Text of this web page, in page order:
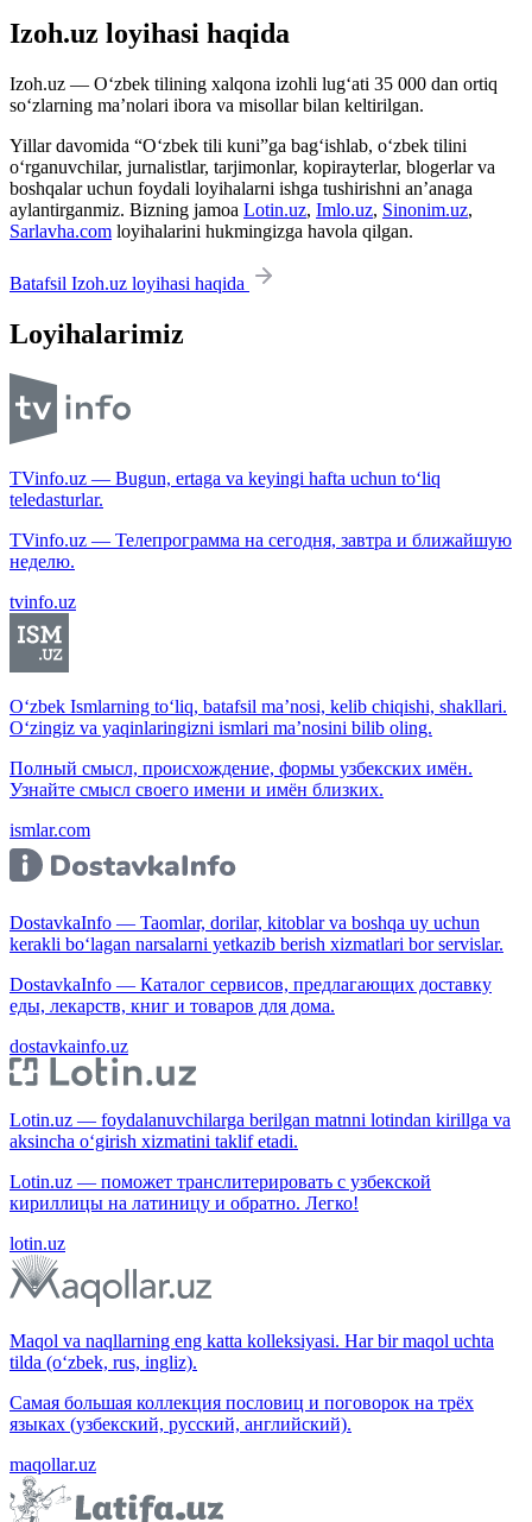
Izoh.uz loyihasi haqida
Izoh.uz — O‘zbek tilining xalqona izohli lug‘ati 35 000 dan ortiq
so‘zlarning ma’nolari ibora va misollar bilan keltirilgan.
Yillar davomida “O‘zbek tili kuni”ga bag‘ishlab, o‘zbek tilini
o‘rganuvchilar, jurnalistlar, tarjimonlar, kopirayterlar, blogerlar va
boshqalar uchun foydali loyihalarni ishga tushirishni an’anaga
aylantirganmiz. Bizning jamoa Lotin.uz, Imlo.uz, Sinonim.uz,
Sarlavha.com loyihalarini hukmingizga havola qilgan.
Batafsil Izoh.uz loyihasi haqida
Loyihalarimiz
TVinfo.uz — Bugun, ertaga va keyingi hafta uchun to‘liq
teledasturlar.
TVinfo.uz — Телепрограмма на сегодня, завтра и ближайшую
неделю.
tvinfo.uz
O‘zbek Ismlarning to‘liq, batafsil ma’nosi, kelib chiqishi, shakllari.
O‘zingiz va yaqinlaringizni ismlari ma’nosini bilib oling.
Полный смысл, происхождение, формы узбекских имён.
Узнайте смысл своего имени и имён близких.
ismlar.com
DostavkaInfo — Taomlar, dorilar, kitoblar va boshqa uy uchun
kerakli bo‘lagan narsalarni yetkazib berish xizmatlari bor servislar.
DostavkaInfo — Каталог сервисов, предлагающих доставку
еды, лекарств, книг и товаров для дома.
dostavkainfo.uz
Lotin.uz — foydalanuvchilarga berilgan matnni lotindan kirillga va
aksincha o‘girish xizmatini taklif etadi.
Lotin.uz — поможет транслитерировать с узбекской
кириллицы на латиницу и обратно. Легко!
lotin.uz
Maqol va naqllarning eng katta kolleksiyasi. Har bir maqol uchta
tilda (o‘zbek, rus, ingliz).
Самая большая коллекция пословиц и поговорок на трёх
языках (узбекский, русский, английский).
maqollar.uz